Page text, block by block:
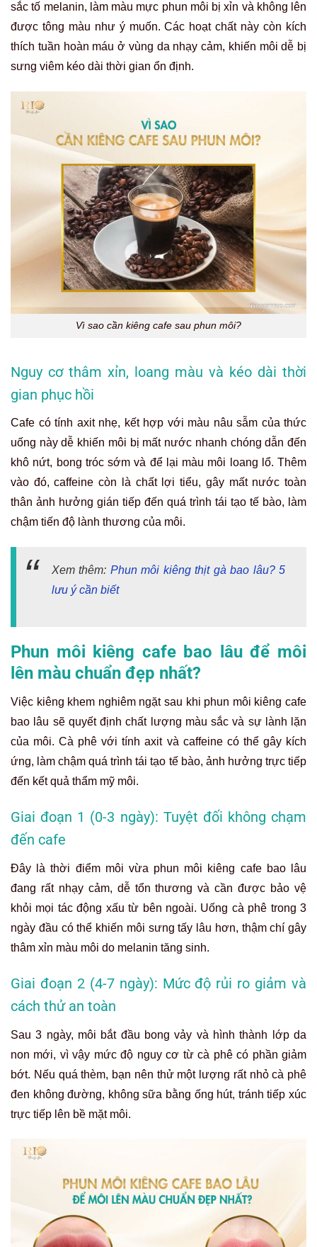
sắc tố melanin, làm màu mực phun môi bị xỉn và không lên
được tông màu như ý muốn. Các hoạt chất này còn kích
thích tuần hoàn máu ở vùng da nhạy cảm, khiến môi dễ bị
sưng viêm kéo dài thời gian ổn định.
Vì sao cần kiêng cafe sau phun môi?
Nguy cơ thâm xỉn, loang màu và kéo dài thời
gian phục hồi
Cafe có tính axit nhẹ, kết hợp với màu nâu sẫm của thức
uống này dễ khiến môi bị mất nước nhanh chóng dẫn đến
khô nứt, bong tróc sớm và để lại màu môi loang lổ. Thêm
vào đó, caffeine còn là chất lợi tiểu, gây mất nước toàn
thân ảnh hưởng gián tiếp đến quá trình tái tạo tế bào, làm
chậm tiến độ lành thương của môi.
Xem thêm: Phun môi kiêng thịt gà bao lâu? 5
lưu ý cần biết
Phun môi kiêng cafe bao lâu để môi
lên màu chuẩn đẹp nhất?
Việc kiêng khem nghiêm ngặt sau khi phun môi kiêng cafe
bao lâu sẽ quyết định chất lượng màu sắc và sự lành lặn
của môi. Cà phê với tính axit và caffeine có thể gây kích
ứng, làm chậm quá trình tái tạo tế bào, ảnh hưởng trực tiếp
đến kết quả thẩm mỹ môi.
Giai đoạn 1 (0-3 ngày): Tuyệt đối không chạm
đến cafe
Đây là thời điểm môi vừa phun môi kiêng cafe bao lâu
đang rất nhạy cảm, dễ tổn thương và cần được bảo vệ
khỏi mọi tác động xấu từ bên ngoài. Uống cà phê trong 3
ngày đầu có thể khiến môi sưng tấy lâu hơn, thậm chí gây
thâm xỉn màu môi do melanin tăng sinh.
Giai đoạn 2 (4-7 ngày): Mức độ rủi ro giảm và
cách thử an toàn
Sau 3 ngày, môi bắt đầu bong vảy và hình thành lớp da
non mới, vì vậy mức độ nguy cơ từ cà phê có phần giảm
bớt. Nếu quá thèm, bạn nên thử một lượng rất nhỏ cà phê
đen không đường, không sữa bằng ống hút, tránh tiếp xúc
trực tiếp lên bề mặt môi.